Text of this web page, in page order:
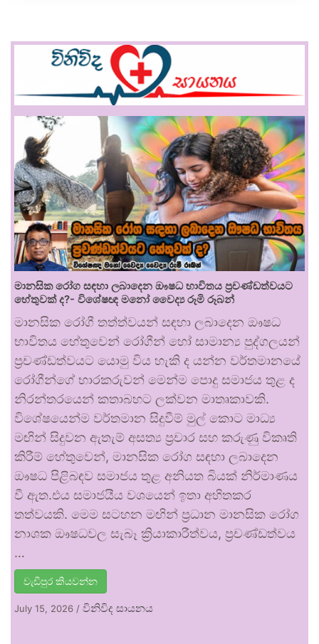
මානසික රෝග සඳහා ලබාදෙන ඖෂධ භාවිතය ප්‍රචණ්ඩත්වයට
හේතුවක් ද?- විශේෂඥ මනෝ වෛද්‍ය රූමි රූබන්
මානසික රෝගී තත්ත්වයන් සඳහා ලබාදෙන ඖෂධ
භාවිතය හේතුවෙන් රෝගීන් හෝ සාමාන්‍ය පුද්ගලයන්
ප්‍රචණ්ඩත්වයට යොමු විය හැකි ද යන්න වර්තමානයේ
රෝගීන්ගේ භාරකරුවන් මෙන්ම පොදු සමාජය තුළ ද
නිරන්තරයෙන් කතාබහට ලක්වන මාතෘකාවකි.
විශේෂයෙන්ම වර්තමාන සිදුවීම් මුල් කොට මාධ්‍ය
මඟින් සිදුවන ඇතැම් අසත්‍ය ප්‍රචාර සහ කරුණු විකෘති
කිරීම් හේතුවෙන්, මානසික රෝග සඳහා ලබාදෙන
ඖෂධ පිළිබඳව සමාජය තුළ අනියත බියක් නිර්මාණය
වී ඇත.එය සමාජයීය වශයෙන් ඉතා අහිතකර
තත්වයකි. මෙම සටහන මඟින් ප්‍රධාන මානසික රෝග
නාශක ඖෂධවල සැබෑ ක්‍රියාකාරීත්වය, ප්‍රචණ්ඩත්වය
…
වැඩිපුර කියවන්න
July 15, 2026 / විනිවිද සායනය